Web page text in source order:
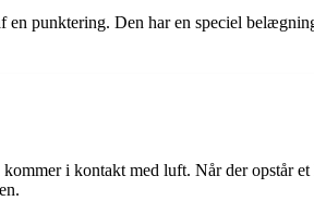
punktering. Den har en speciel
i kontakt med luft. Når der opstår